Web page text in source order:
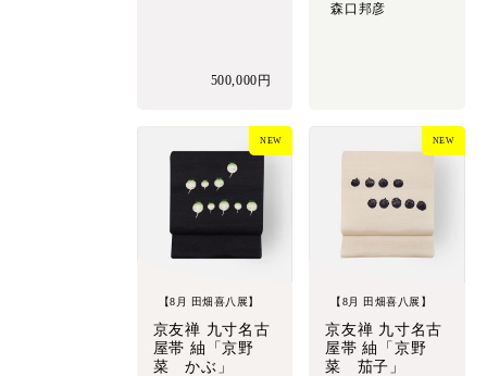
500,000円
森口邦彦
【8月 田畑喜八展】
京友禅 九寸名古
屋帯 紬「京野
菜 かぶ」
NEW
【8月 田畑喜八展】
京友禅 九寸名古
屋帯 紬「京野
菜 茄子」
NEW